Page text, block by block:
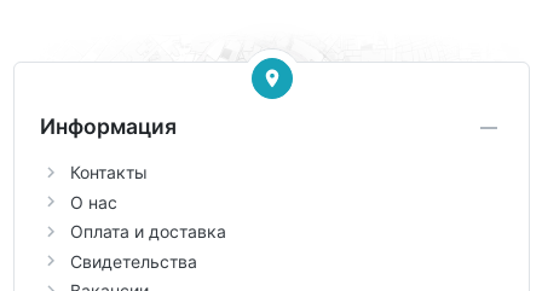
Информация
Контакты
О нас
Оплата и доставка
Свидетельства